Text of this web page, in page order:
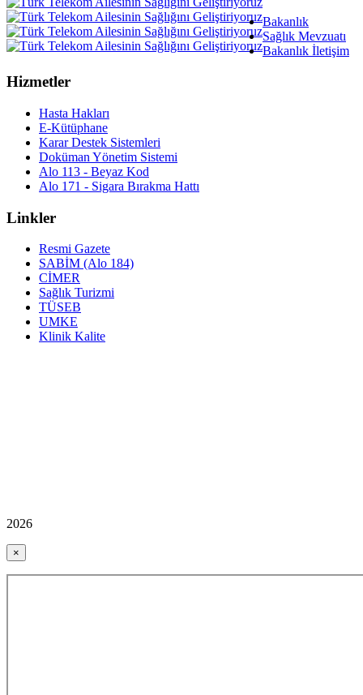
Bakanlık
Sağlık Mevzuatı
Bakanlık İletişim
Hizmetler
Hasta Hakları
E-Kütüphane
Karar Destek Sistemleri
Doküman Yönetim Sistemi
Alo 113 - Beyaz Kod
Alo 171 - Sigara Bırakma Hattı
Linkler
Resmi Gazete
SABİM (Alo 184)
CİMER
Sağlık Turizmi
TÜSEB
UMKE
Klinik Kalite
2026
×